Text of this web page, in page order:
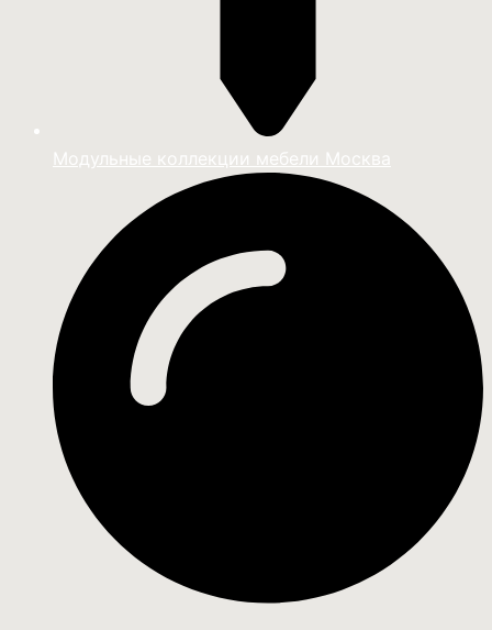
Модульные коллекции мебели Москва